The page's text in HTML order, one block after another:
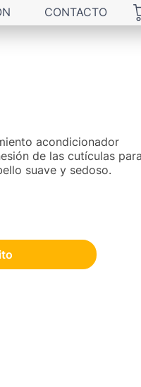
CONTACTO
acondicionador
de las cutículas
suave y sedoso.